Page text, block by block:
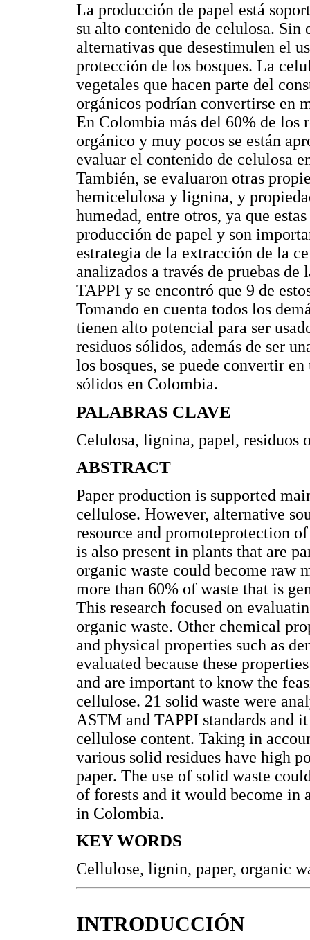
La producción de papel está
su alto contenido de celulosa. Sin
alternativas que desestimulen el
protección de los bosques. La
vegetales que hacen parte del
orgánicos podrían convertirse en
En Colombia más del 60% de los
orgánico y muy pocos se están
evaluar el contenido de celulosa
También, se evaluaron otras
hemicelulosa y lignina, y
humedad, entre otros, ya que
producción de papel y son
estrategia de la extracción de la
analizados a través de pruebas
TAPPI y se encontró que 9 de
Tomando en cuenta todos los
tienen alto potencial para ser
residuos sólidos, además de ser
los bosques, se puede convertir
sólidos en Colombia.
PALABRAS CLAVE
Celulosa, lignina, papel, residuos
ABSTRACT
Paper production is supported
cellulose. However, alternative
resource and promoteprotection
is also present in plants that are
organic waste could become raw
more than 60% of waste that is
This research focused on
organic waste. Other chemical
and physical properties such as
evaluated because these
and are important to know the
cellulose. 21 solid waste were
ASTM and TAPPI standards and
cellulose content. Taking in
various solid residues have high
paper. The use of solid waste
of forests and it would become in
in Colombia.
KEY WORDS
Cellulose, lignin, paper, organic
INTRODUCCIÓN